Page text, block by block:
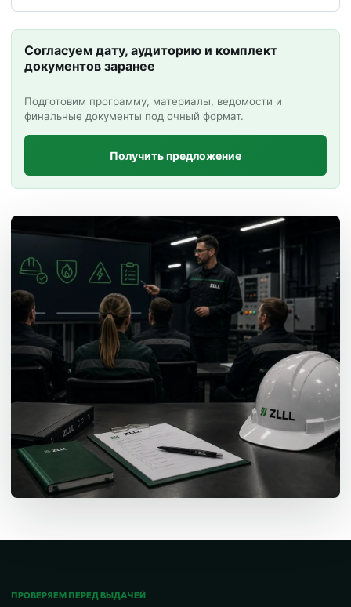
Согласуем дату, аудиторию и комплект
документов заранее
Подготовим программу, материалы, ведомости и
финальные документы под очный формат.
Получить предложение
ПРОВЕРЯЕМ ПЕРЕД ВЫДАЧЕЙ